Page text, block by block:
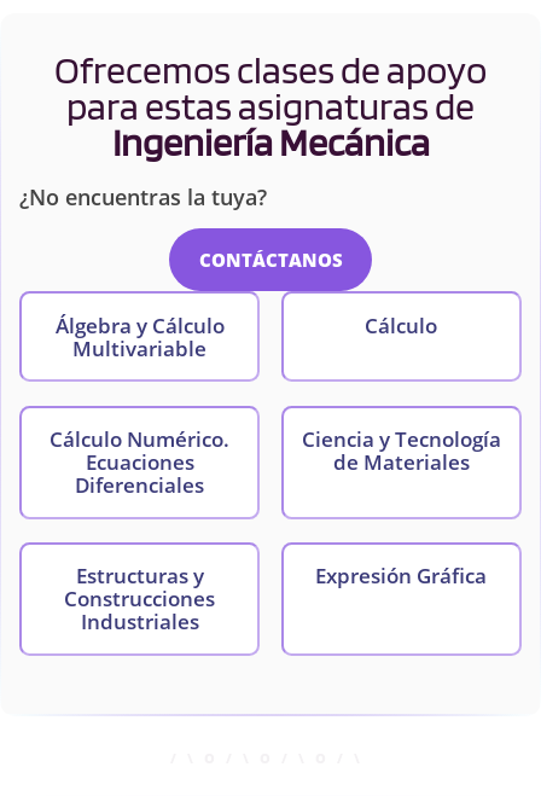
Ofrecemos clases de apoyo
para estas asignaturas de
Ingeniería Mecánica
¿No encuentras la tuya?
CONTÁCTANOS
Álgebra y Cálculo
Multivariable
Cálculo
Cálculo Numérico.
Ecuaciones
Diferenciales
Ciencia y Tecnología
de Materiales
Estructuras y
Construcciones
Industriales
Expresión Gráfica
Física I: Fundamentos
Física II: Fundamentos